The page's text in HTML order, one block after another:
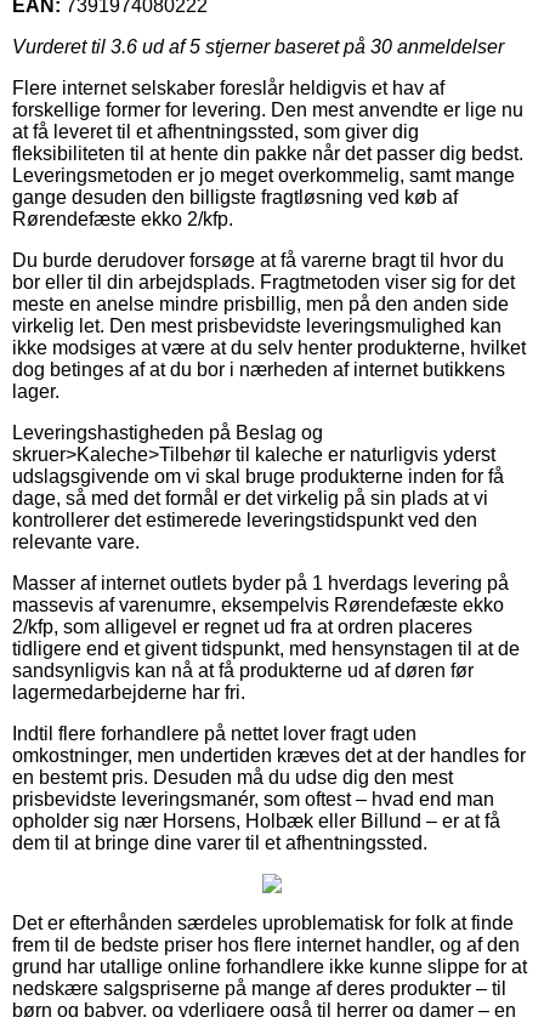
EAN: 7391974080222
Vurderet til 3.6 ud af 5 stjerner baseret på 30 anmeldelser
Flere internet selskaber foreslår heldigvis et hav af
forskellige former for levering. Den mest anvendte er lige nu
at få leveret til et afhentningssted, som giver dig
fleksibiliteten til at hente din pakke når det passer dig bedst.
Leveringsmetoden er jo meget overkommelig, samt mange
gange desuden den billigste fragtløsning ved køb af
Rørendefæste ekko 2/kfp.
Du burde derudover forsøge at få varerne bragt til hvor du
bor eller til din arbejdsplads. Fragtmetoden viser sig for det
meste en anelse mindre prisbillig, men på den anden side
virkelig let. Den mest prisbevidste leveringsmulighed kan
ikke modsiges at være at du selv henter produkterne, hvilket
dog betinges af at du bor i nærheden af internet butikkens
lager.
Leveringshastigheden på Beslag og
skruer>Kaleche>Tilbehør til kaleche er naturligvis yderst
udslagsgivende om vi skal bruge produkterne inden for få
dage, så med det formål er det virkelig på sin plads at vi
kontrollerer det estimerede leveringstidspunkt ved den
relevante vare.
Masser af internet outlets byder på 1 hverdags levering på
massevis af varenumre, eksempelvis Rørendefæste ekko
2/kfp, som alligevel er regnet ud fra at ordren placeres
tidligere end et givent tidspunkt, med hensynstagen til at de
sandsynligvis kan nå at få produkterne ud af døren før
lagermedarbejderne har fri.
Indtil flere forhandlere på nettet lover fragt uden
omkostninger, men undertiden kræves det at der handles for
en bestemt pris. Desuden må du udse dig den mest
prisbevidste leveringsmanér, som oftest – hvad end man
opholder sig nær Horsens, Holbæk eller Billund – er at få
dem til at bringe dine varer til et afhentningssted.
Det er efterhånden særdeles uproblematisk for folk at finde
frem til de bedste priser hos flere internet handler, og af den
grund har utallige online forhandlere ikke kunne slippe for at
nedskære salgspriserne på mange af deres produkter – til
børn og babyer, og yderligere også til herrer og damer – en